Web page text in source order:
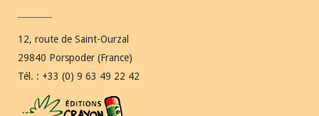
12, route de Saint-Ourzal
29840 Porspoder (France)
Tél. : +33 (0) 9 63 49 22 42